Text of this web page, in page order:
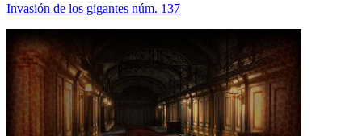
Invasión de los gigantes núm. 137